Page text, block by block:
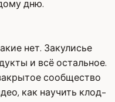
дню.
нет. Закулисье
и всё остальное.
сообщество
как научить клод-